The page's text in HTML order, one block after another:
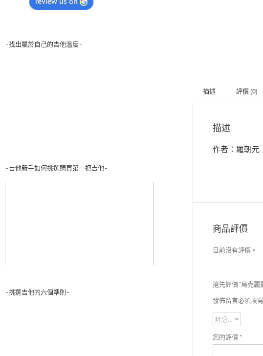
描述 評價 (0)
描述
作者：羅朝元
商品評價
目前沒有評價。
搶先評價 “烏克
發佈留言必須填
您的評價*
-找出屬於自己的吉他溫度-
-吉他新手如何挑選購買第一把吉他-
-挑選吉他的六個準則-